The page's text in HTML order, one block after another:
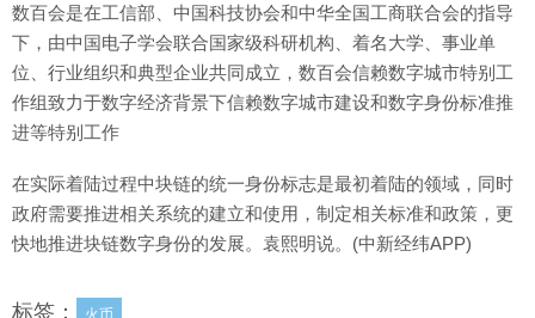
数百会是在工信部、中国科技协会和中华全国工商联合会的指导
下，由中国电子学会联合国家级科研机构、着名大学、事业单
位、行业组织和典型企业共同成立，数百会信赖数字城市特别工
作组致力于数字经济背景下信赖数字城市建设和数字身份标准推
进等特别工作
在实际着陆过程中块链的统一身份标志是最初着陆的领域，同时
政府需要推进相关系统的建立和使用，制定相关标准和政策，更
快地推进块链数字身份的发展。袁熙明说。(中新经纬APP)
标签： 火币